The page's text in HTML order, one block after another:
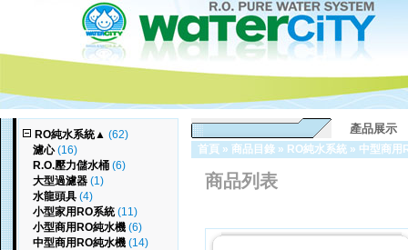
RO純水系統▲ (62)
濾心(16)
R.O.壓力儲水桶 (6)
大型過濾器 (1)
水龍頭具 (4)
小型家用RO系統(11)
小型商用RO純水機 (6)
中型商用RO純水機 (14)
產品展示
首頁 » 商品目錄 » RO純水系統 » 中型商用
商品列表